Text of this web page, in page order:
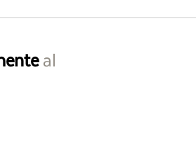
al